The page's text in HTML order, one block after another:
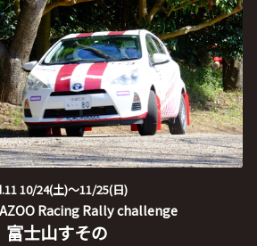
10/24(土)～11/25(日)
Racing Rally challenge
富士山すその